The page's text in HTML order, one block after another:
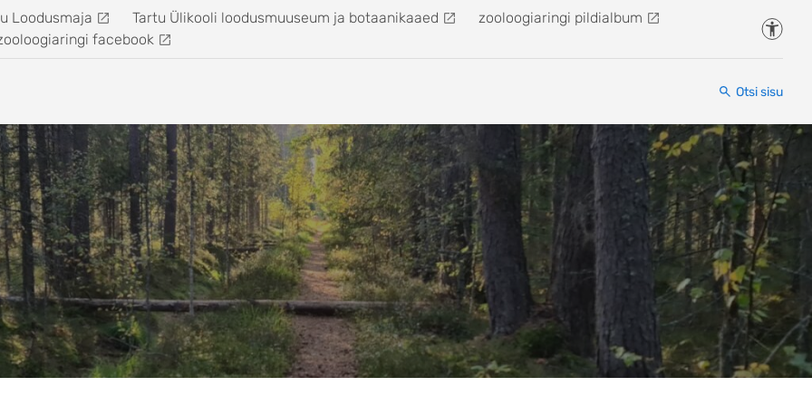
Loodusmaja Tartu Ülikooli loodusmuuseum ja botaanikaaed
zooloogiaringi pildialbum
facebook
Otsi sisu